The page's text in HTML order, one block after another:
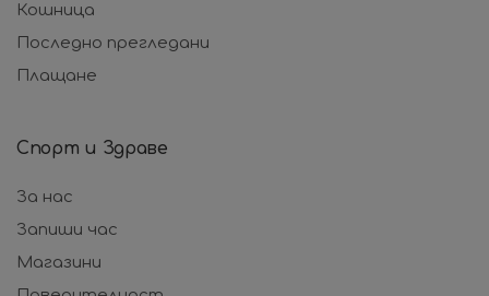
Кошница
Последно прегледани
Плащане
Спорт и Здраве
За нас
Запиши час
Магазини